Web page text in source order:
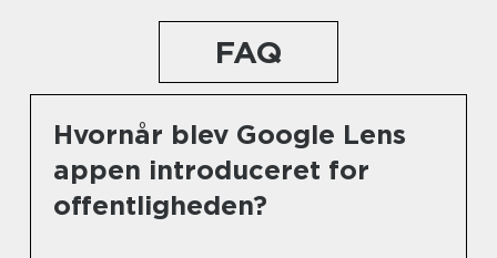
FAQ
Hvornår blev Google Lens
appen introduceret for
offentligheden?